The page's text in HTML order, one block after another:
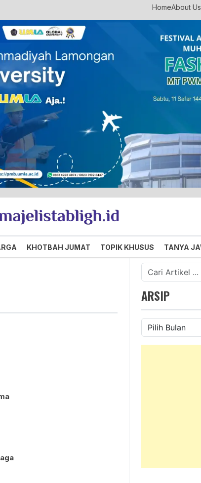
HomeAbout Us
KHOTBAH JUMAT TOPIK KHUSUS TANYA
Cari
untuk:
ARSIP
Arsip